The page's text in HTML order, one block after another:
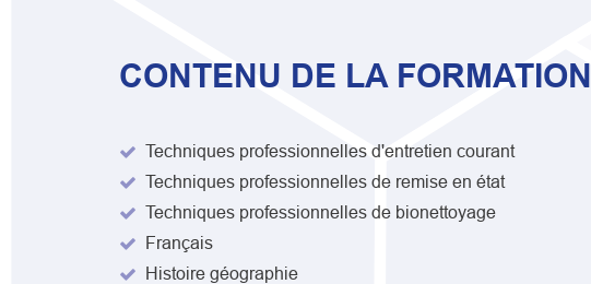
CONTENU DE LA FORMATION
Techniques professionnelles d'entretien courant
Techniques professionnelles de remise en état
Techniques professionnelles de bionettoyage
Français
Histoire géographie